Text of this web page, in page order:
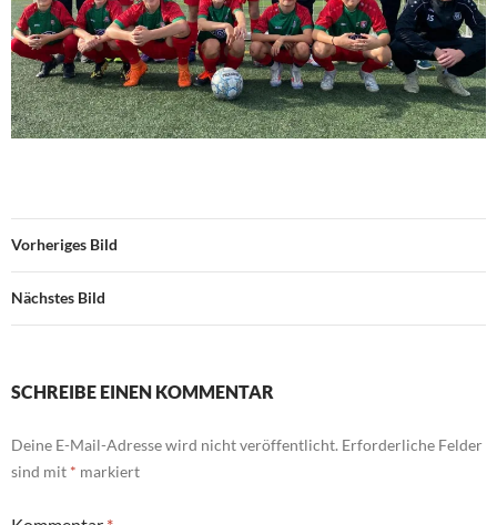
Vorheriges Bild
Nächstes Bild
SCHREIBE EINEN KOMMENTAR
Deine E-Mail-Adresse wird nicht veröffentlicht. Erforderliche Felder
sind mit * markiert